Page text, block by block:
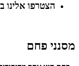
הצטרפו אלינו
מסנני פחם